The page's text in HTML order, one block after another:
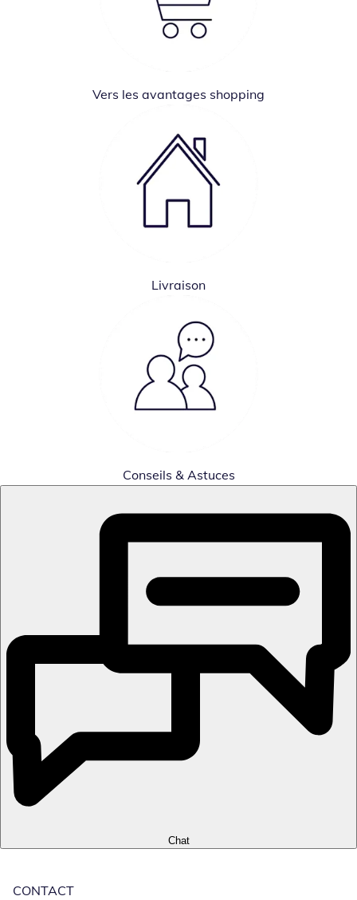
Vers les avantages shopping
Livraison
Conseils & Astuces
Chat
CONTACT